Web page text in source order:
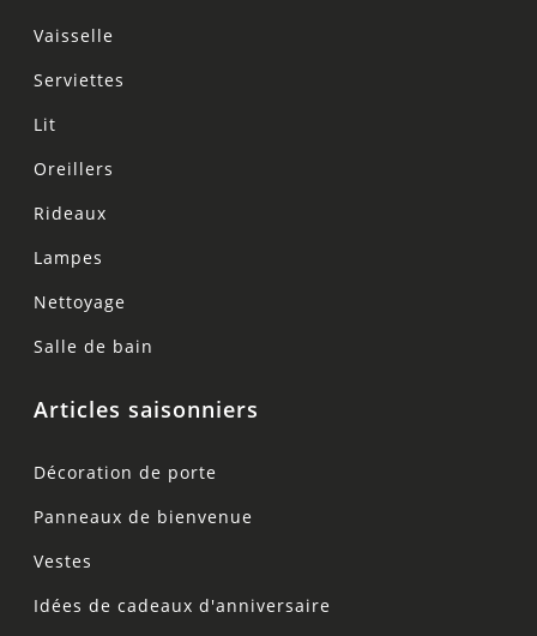
Vaisselle
Serviettes
Lit
Oreillers
Rideaux
Lampes
Nettoyage
Salle de bain
Articles saisonniers
Décoration de porte
Panneaux de bienvenue
Vestes
Idées de cadeaux d'anniversaire